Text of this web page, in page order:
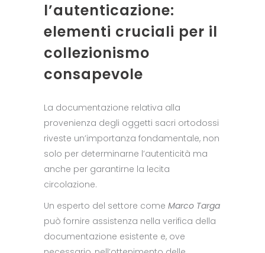
l’autenticazione:
elementi cruciali per il
collezionismo
consapevole
La documentazione relativa alla
provenienza degli oggetti sacri ortodossi
riveste un’importanza fondamentale, non
solo per determinarne l’autenticità ma
anche per garantirne la lecita
circolazione.
Un esperto del settore come Marco Targa
può fornire assistenza nella verifica della
documentazione esistente e, ove